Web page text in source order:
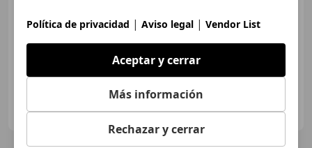
110 kW (150 CV)
ES-03007 ALICANTE
Política de privacidad | Aviso legal | Vendor List
Aceptar y cerrar
Más información
Rechazar y cerrar